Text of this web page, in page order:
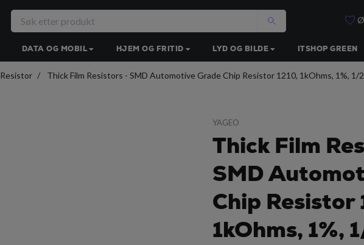
DATA OG MOBIL HJEM OG FRITID LYD OG BILDE ITSHOP GREEN
Resistor Thick Film Resistors - SMD Automotive Grade Chip Resistor 1210, 1kOhms, 1%, 1/
YAGEO
Thick Film
SMD
Chip Resistor
1kOhms, 1%,